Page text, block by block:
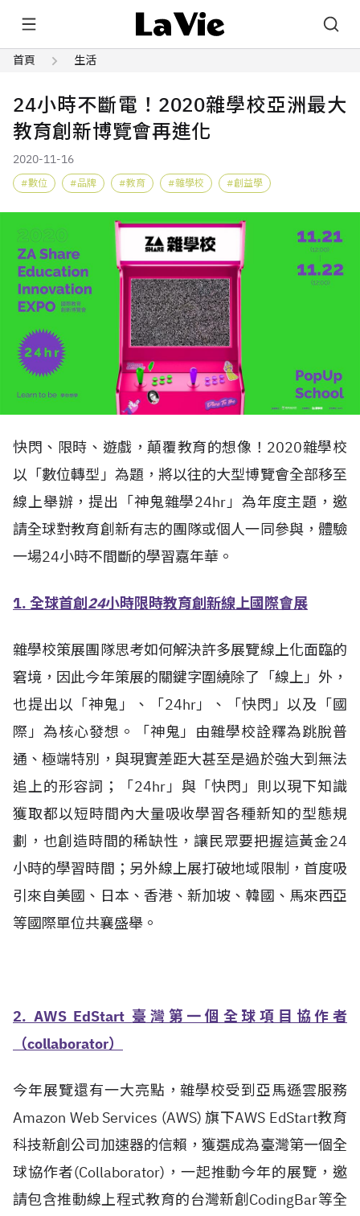
首頁 生活
24小時不斷電！2020雜學校亞洲最大
教育創新博覽會再進化
2020-11-16
數位 品牌 教育 雜學校 創益學
快閃、限時、遊戲，顛覆教育的想像！2020雜學校
以「數位轉型」為題，將以往的大型博覽會全部移至
線上舉辦，提出「神鬼雜學24hr」為年度主題，邀
請全球對教育創新有志的團隊或個人一同參與，體驗
一場24小時不間斷的學習嘉年華。
1. 全球首創24小時限時教育創新線上國際會展
雜學校策展團隊思考如何解決許多展覽線上化面臨的
窘境，因此今年策展的關鍵字圍繞除了「線上」外，
也提出以「神鬼」、「24hr」、「快閃」以及「國
際」為核心發想。「神鬼」由雜學校詮釋為跳脫普
通、極端特別，與現實差距大甚至是過於強大到無法
追上的形容詞；「24hr」與「快閃」則以現下知識
獲取都以短時間內大量吸收學習各種新知的型態規
劃，也創造時間的稀缺性，讓民眾要把握這黃金24
小時的學習時間；另外線上展打破地域限制，首度吸
引來自美國、日本、香港、新加坡、韓國、馬來西亞
等國際單位共襄盛舉。
2. AWS EdStart 臺灣第一個全球項目協作者
（collaborator）
今年展覽還有一大亮點，雜學校受到亞馬遜雲服務
Amazon Web Services (AWS) 旗下AWS EdStart教育
科技新創公司加速器的信賴，獲選成為臺灣第一個全
球協作者(Collaborator)，一起推動今年的展覽，邀
請包含推動線上程式教育的台灣新創CodingBar等全